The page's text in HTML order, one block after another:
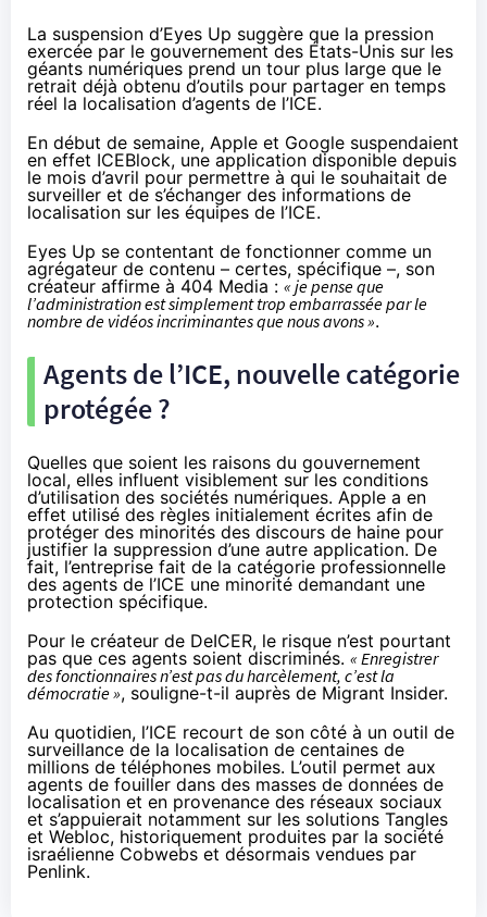
La suspension d’Eyes Up suggère que la pression
exercée par le gouvernement des États-Unis sur les
géants numériques prend un tour plus large que le
retrait déjà obtenu d’outils pour partager en temps
réel la localisation d’agents de l’ICE.
En début de semaine, Apple et Google suspendaient
en effet ICEBlock, une application disponible depuis
le mois d’avril pour permettre à qui le souhaitait de
surveiller et de s’échanger des informations de
localisation sur les équipes de l’ICE.
Eyes Up se contentant de fonctionner comme un
agrégateur de contenu – certes, spécifique –, son
créateur affirme à 404 Media : « je pense que
l’administration est simplement trop embarrassée par le
nombre de vidéos incriminantes que nous avons ».
Agents de l’ICE, nouvelle catégorie
protégée ?
Quelles que soient les raisons du gouvernement
local, elles influent visiblement sur les conditions
d’utilisation des sociétés numériques. Apple a en
effet utilisé des règles initialement écrites afin de
protéger des minorités des discours de haine pour
justifier la suppression d’une autre application. De
fait, l’entreprise fait de la catégorie professionnelle
des agents de l’ICE une minorité demandant une
protection spécifique.
Pour le créateur de DeICER, le risque n’est pourtant
pas que ces agents soient discriminés. « Enregistrer
des fonctionnaires n’est pas du harcèlement, c’est la
démocratie », souligne-t-il auprès de Migrant Insider.
Au quotidien, l’ICE recourt de son côté à un outil de
surveillance de la localisation de centaines de
millions de téléphones mobiles. L’outil permet aux
agents de fouiller dans des masses de données de
localisation et en provenance des réseaux sociaux
et s’appuierait notamment sur les solutions Tangles
et Webloc, historiquement produites par la société
israélienne Cobwebs et désormais vendues par
Penlink.